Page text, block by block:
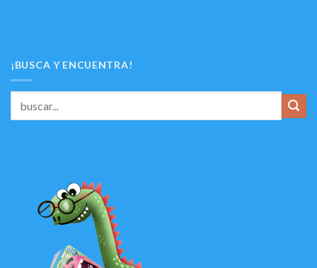
¡BUSCA Y ENCUENTRA!